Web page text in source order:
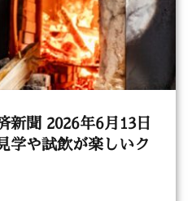
新聞 2026年6月13日
学や試飲が楽しいク